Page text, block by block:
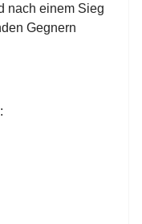
nach einem Sieg
Gegnern